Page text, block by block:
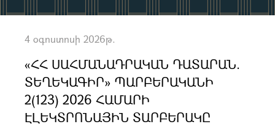
4 օգոստոսի 2026թ.
«ՀՀ ՍԱՀՄԱՆԱԴՐԱԿԱՆ ԴԱՏԱՐԱՆ.
ՏԵՂԵԿԱԳԻՐ» ՊԱՐԲԵՐԱԿԱՆԻ
2(123) 2026 ՀԱՄԱՐԻ
ԷԼԵԿՏՐՈՆԱՅԻՆ ՏԱՐԲԵՐԱԿԸ